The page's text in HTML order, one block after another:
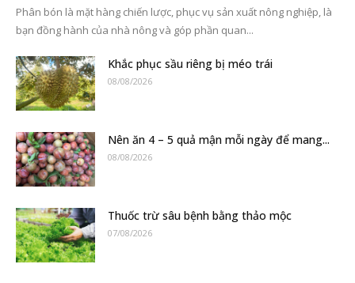
Phân bón là mặt hàng chiến lược, phục vụ sản xuất nông nghiệp, là
bạn đồng hành của nhà nông và góp phần quan...
Khắc phục sầu riêng bị méo trái
08/08/2026
Nên ăn 4 – 5 quả mận mỗi ngày để mang...
08/08/2026
Thuốc trừ sâu bệnh bằng thảo mộc
07/08/2026